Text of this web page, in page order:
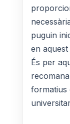
puguin
en
És per
formatius